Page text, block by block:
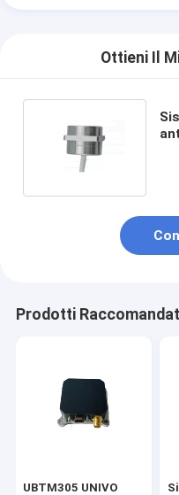
Ottieni Il
Prodotti
UBTM305 UNIVO